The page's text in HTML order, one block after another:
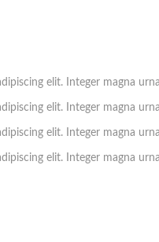
elit. Integer magna
elit. Integer magna
elit. Integer magna
elit. Integer magna